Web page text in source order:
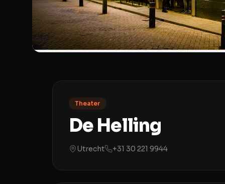
Theater
De Helling
Utrecht +31 30 221 9944